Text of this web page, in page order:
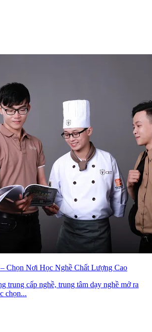
Chọn Nơi Học Nghề Chất Lượng Cao
trung cấp nghề, trung tâm dạy nghề mở ra
chọn...